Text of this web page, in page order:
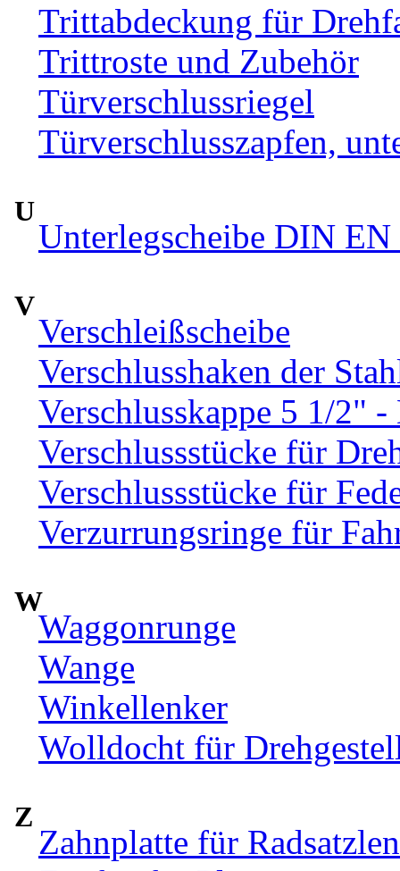
Trittabdeckung für
Trittroste und Zubehör
Türverschlussriegel
Türverschlusszapfen,
U
Unterlegscheibe DIN
V
Verschleißscheibe
Verschlusshaken der
Verschlusskappe 5 1/2"
Verschlussstücke für
Verschlussstücke für
Verzurrungsringe für
W
Waggonrunge
Wange
Winkellenker
Wolldocht für
Z
Zahnplatte für